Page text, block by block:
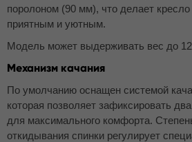
поролоном (90 мм), что делает
приятным и уютным.
Модель может выдерживать вес до
Механизм качания
По умолчанию оснащен системой
которая позволяет зафиксировать
для максимального комфорта.
откидывания спинки регулирует